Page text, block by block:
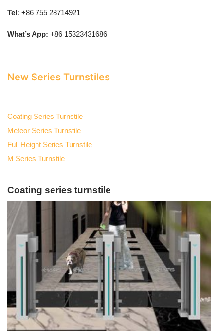
Tel: +86 755 28714921
What’s App: +86 15323431686
New Series Turnstiles
Coating Series Turnstile
Meteor Series Turnstile
Full Height Series Turnstile
M Series Turnstile
Coating series turnstile